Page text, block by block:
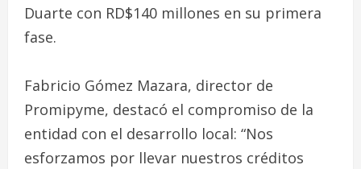
Duarte con RD$140 millones en su primera
fase.
Fabricio Gómez Mazara, director de
Promipyme, destacó el compromiso de la
entidad con el desarrollo local: “Nos
esforzamos por llevar nuestros créditos